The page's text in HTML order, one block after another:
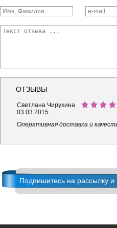
ОТЗЫВЫ
Светлана Чирухина
03.03.2015
Оперативная доставка и
Подпишитесь на рассылку и